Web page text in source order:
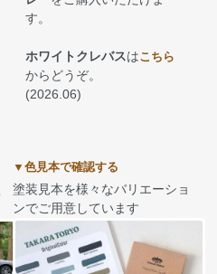
す。
ホワイトクレバスはこちら
からどうぞ。
(2026.06)
▼色見本で確認する
塗装見本を様々なバリエーショ
ンでご用意しています